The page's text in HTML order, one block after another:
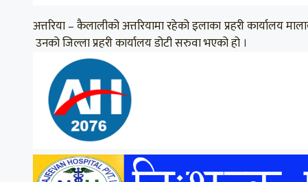
अत्तरिया – कैलालीको अत्तरियामा रहेको इलाका प्रहरी कार्यालय
उनको जिल्ला प्रहरी कार्यालय डोटी सरुवा भएको हो ।